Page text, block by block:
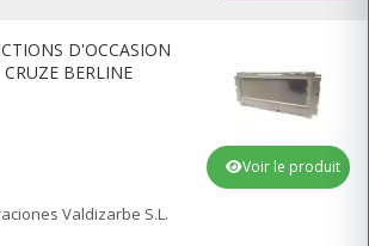
D'OCCASION
BERLINE
Valdizarbe S.L.
Voir le produit